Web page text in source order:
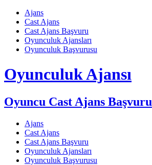
Skip
content
Ajans
Cast Ajans
Cast Ajans Başvuru
Oyunculuk Ajansları
Oyunculuk Başvurusu
Oyunculuk Ajansı
Oyuncu Cast Ajans Başvuru
Ajans
Cast Ajans
Cast Ajans Başvuru
Oyunculuk Ajansları
Oyunculuk Başvurusu